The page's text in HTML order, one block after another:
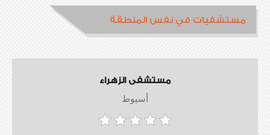
مستشفيات في نفس المنطقة
مستشفى الزهراء
أسيوط